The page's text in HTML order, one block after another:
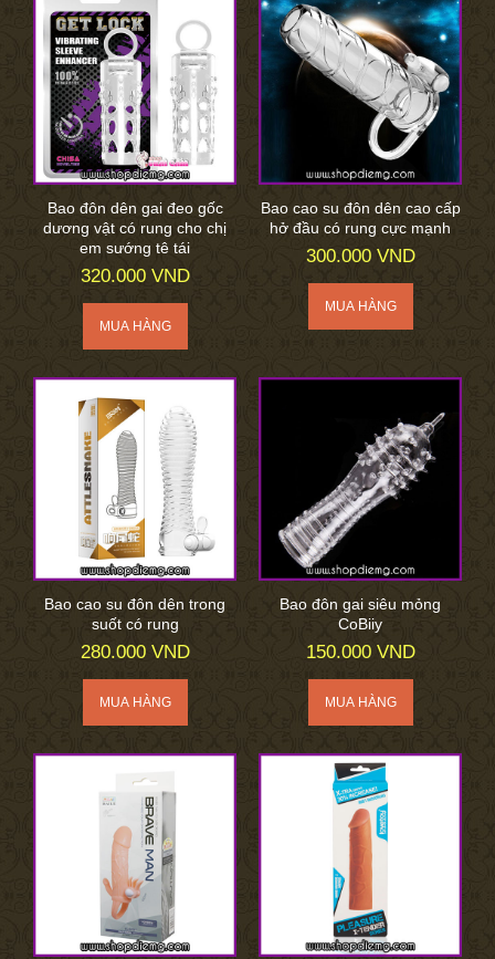
Bao đôn dên gai đeo gốc
dương vật có rung cho chị
em sướng tê tái
320.000 VND
Bao cao su đôn dên cao cấp
hở đầu có rung cực mạnh
300.000 VND
Bao cao su đôn dên trong
suốt có rung
280.000 VND
Bao đôn gai siêu mỏng
CoBiiy
150.000 VND